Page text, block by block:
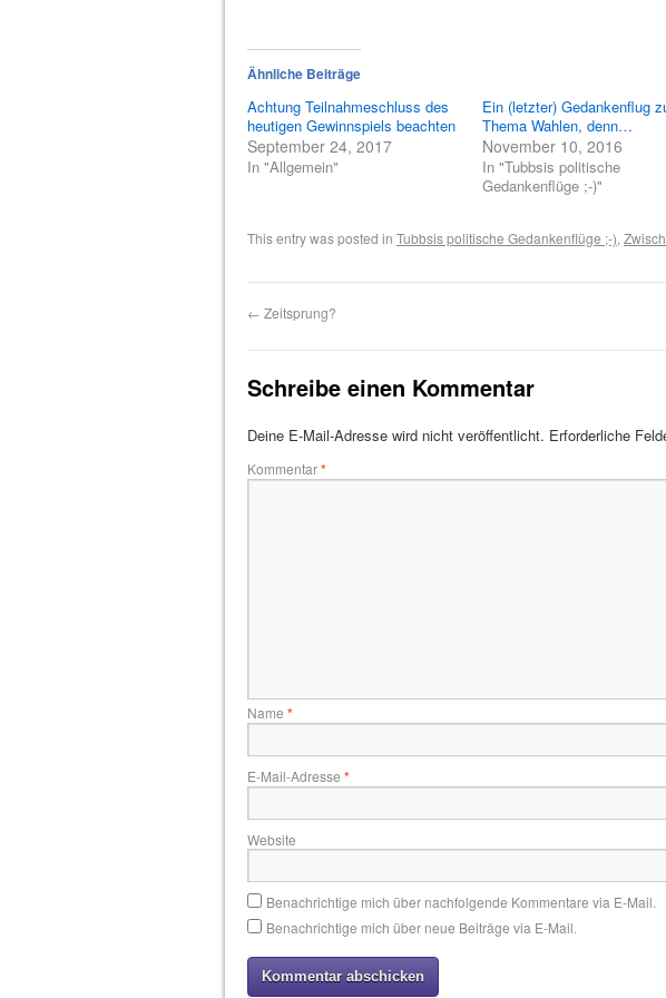
Ähnliche Beiträge
Achtung Teilnahmeschluss des
heutigen Gewinnspiels beachten
September 24, 2017
In "Allgemein"
Ein (letzter) Gedankenflug
Thema Wahlen, denn…
November 10, 2016
In "Tubbsis politische
Gedankenflüge ;-)"
This entry was posted in Tubbsis politische Gedankenflüge ;-),
← Zeitsprung?
Schreibe einen Kommentar
Deine E-Mail-Adresse wird nicht veröffentlicht. Erforderliche
Kommentar*
Name *
E-Mail-Adresse *
Website
Benachrichtige mich über nachfolgende Kommentare via E-Mail.
Benachrichtige mich über neue Beiträge via E-Mail.